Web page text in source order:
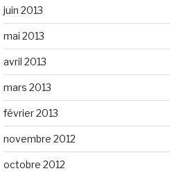
juin 2013
mai 2013
avril 2013
mars 2013
février 2013
novembre 2012
octobre 2012